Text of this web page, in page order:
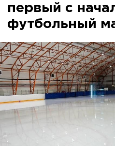
первый с
футбольный